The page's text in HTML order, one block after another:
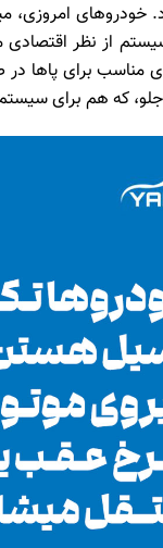
امروزی،
از نظر
که هم برای